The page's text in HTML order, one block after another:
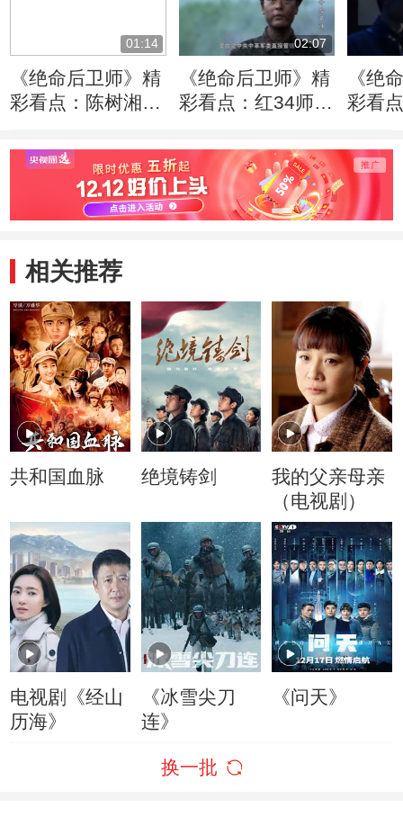
01:14
《绝命后卫师》精
彩看点：陈树湘负
02:07
《绝命后卫师》精
彩看点：红34师断
《绝
彩看
围而
相关推荐
共和国血脉 绝境铸剑
我的父亲母亲
（电视剧）
电视剧《经山
历海》
《冰雪尖刀
连》
《问天》
换一批